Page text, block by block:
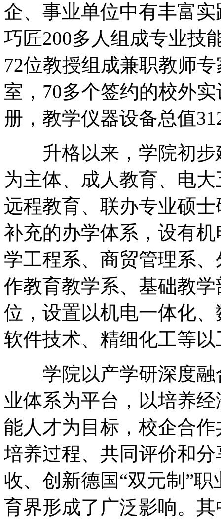
企、事业单位中有丰富
巧匠200多人组成专业技
72位教授组成兼职教师
室，70多个签约的校外
册，教学仪器设备总值
升格以来，学院初步
为主体、成人教育、电
远程教育、联办专业硕
补充的办学体系，设有
学工程系、商贸管理系
作教育教学系、基础教
位，设置以机电一体化
软件技术、精细化工等
学院以产学研深度融
业体系为平台，以培养
能人才为目标，校企合
培养过程、共同评价和
收、创新德国“双元制”
育界形成了广泛影响。